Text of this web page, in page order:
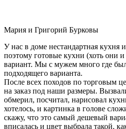
Мария и Григорий Бурковы
У нас в доме нестандартная кухня
поэтому готовые кухни (хоть они
вариант. Мы с мужем много где
подходящего варианта.
После всех походов по торговым
на заказ под наши размеры.
обмерил, посчитал, нарисовал
хотелось, и картинка в голове
скажу, что это самый дешевый
вписалась и цвет выбрала такой,